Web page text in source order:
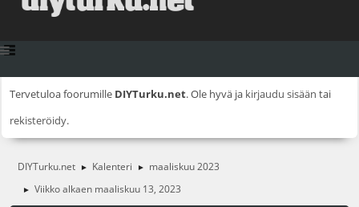
Tervetuloa foorumille DIYTurku.net. Ole hyvä ja kirjaudu sisään tai
rekisteröidy.
DIYTurku.net ► Kalenteri ► maaliskuu 2023
► Viikko alkaen maaliskuu 13, 2023